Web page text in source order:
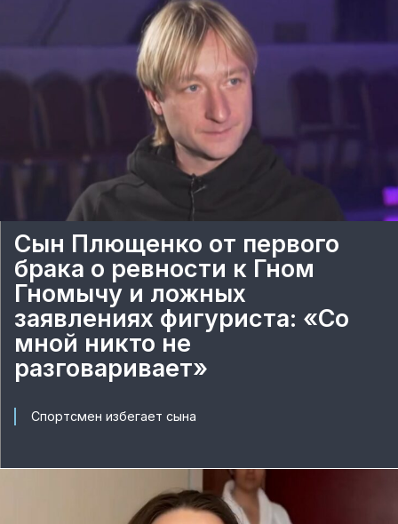
Сын Плющенко от первого
брака о ревности к Гном
Гномычу и ложных
заявлениях фигуриста: «Со
мной никто не
разговаривает»
Спортсмен избегает сына